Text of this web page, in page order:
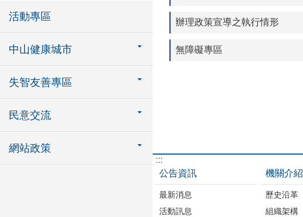
活動專區
中山健康城市
失智友善專區
民意交流
網站政策
辦理政策宣導之執行情形
無障礙專區
:::
公告資訊
最新消息
活動訊息
機關介紹
歷史沿革
組織架構